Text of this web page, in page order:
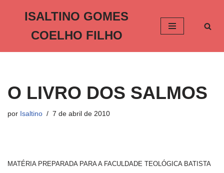
o
ISALTINO GOMES
COELHO FILHO
O LIVRO DOS SALMOS
por Isaltino 7 de abril de 2010
MATÉRIA PREPARADA PARA A FACULDADE TEOLÓGICA BATISTA